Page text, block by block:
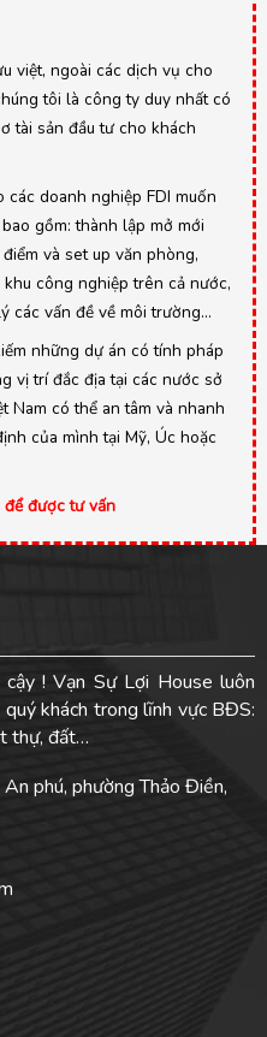
việt, ngoài các dịch vụ cho
tôi là công ty duy nhất có
tài sản đầu tư cho khách
doanh nghiệp FDI muốn
gồm: thành lập mở mới
và set up văn phòng,
công nghiệp trên cả nước,
các vấn đề về môi trường…
những dự án có tính pháp
vị trí đắc địa tại các nước sở
Nam có thể an tâm và nhanh
của mình tại Mỹ, Úc hoặc
được tư vấn
! Vạn Sự Lợi House luôn
khách trong lĩnh vực BĐS:
thự, đất…
phú, phường Thảo Điền,